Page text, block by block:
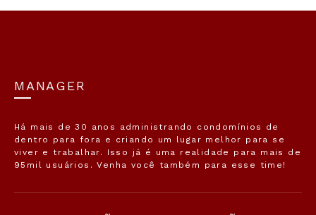
MANAGER
Há mais de 30 anos administrando condomínios de
dentro para fora e criando um lugar melhor para se
viver e trabalhar. Isso já é uma realidade para mais de
95mil usuários. Venha você também para esse time!